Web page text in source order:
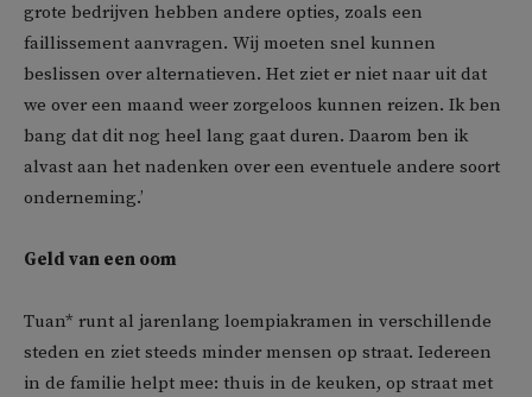
grote bedrijven hebben andere opties, zoals een
faillissement aanvragen. Wij moeten snel kunnen
beslissen over alternatieven. Het ziet er niet naar uit dat
we over een maand weer zorgeloos kunnen reizen. Ik ben
bang dat dit nog heel lang gaat duren. Daarom ben ik
alvast aan het nadenken over een eventuele andere soort
onderneming.’
Geld van een oom
Tuan* runt al jarenlang loempiakramen in verschillende
steden en ziet steeds minder mensen op straat. Iedereen
in de familie helpt mee: thuis in de keuken, op straat met